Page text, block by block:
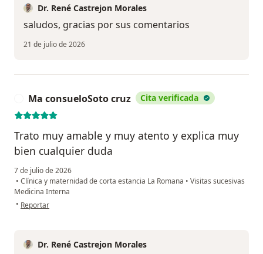
Dr. René Castrejon Morales
saludos, gracias por sus comentarios
21 de julio de 2026
Ma consueloSoto cruz Cita verificada
Trato muy amable y muy atento y explica muy
bien cualquier duda
7 de julio de 2026
• Clínica y maternidad de corta estancia La Romana • Visitas sucesivas
Medicina Interna
• en opinión del usuario Ma consueloSoto cruz
Reportar
Dr. René Castrejon Morales